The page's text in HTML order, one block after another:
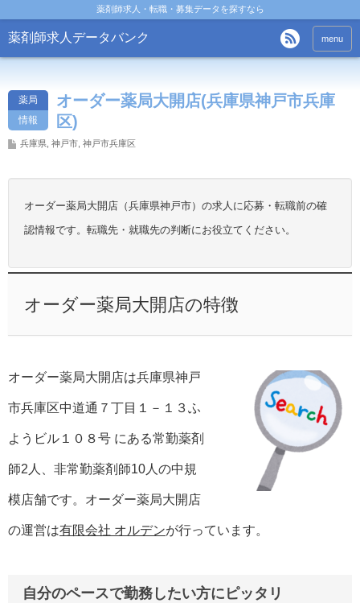
薬剤師求人・転職・募集データを探すなら
薬剤師求人データバンク menu
薬局
情報
オーダー薬局大開店(兵庫県神戸市兵庫
区)
兵庫県 神戸市 神戸市兵庫区
オーダー薬局大開店（兵庫県神戸市）の求人に応募・転職前の確
認情報です。転職先・就職先の判断にお役立てください。
オーダー薬局大開店の特徴
オーダー薬局大開店は兵庫県神戸
市兵庫区中道通７丁目１－１３ふ
ようビル１０８号 にある常勤薬剤
師2人、非常勤薬剤師10人の中規
模店舗です。オーダー薬局大開店
の運営は有限会社 オルデンが行っています。
自分のペースで勤務したい方にピッタリ